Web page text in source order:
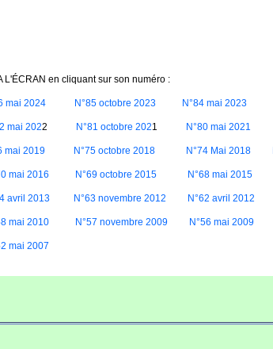
L'ÉCRAN en cliquant sur son numéro :
mai 2024 N°85 octobre 2023 N°84 mai 2023
mai 2022 N°81 octobre 2021 N°80 mai 2021
mai 2019 N°75 octobre 2018 N°74 Mai 2018
mai 2016 N°69 octobre 2015 N°68 mai 2015
avril 2013 N°63 novembre 2012 N°62 avril 2012
mai 2010 N°57 novembre 2009 N°56 mai 2009
mai 2007